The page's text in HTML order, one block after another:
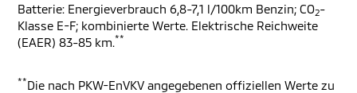
Batterie: Energieverbrauch 6,8-7,1 l/100km Benzin; CO2-
Klasse E-F; kombinierte Werte. Elektrische Reichweite
(EAER) 83-85 km.**
**Die nach PKW-EnVKV angegebenen offiziellen Werte zu